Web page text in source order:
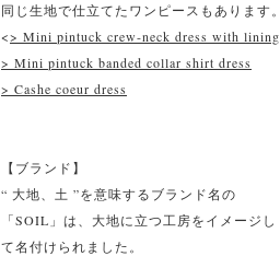
同じ生地で仕立てたワンピースもあります。
<> Mini pintuck crew-neck dress with lining
> Mini pintuck banded collar shirt dress
> Cashe coeur dress
【ブランド】
“ 大地、土 ”を意味するブランド名の
「SOIL」は、大地に立つ工房をイメージし
て名付けられました。